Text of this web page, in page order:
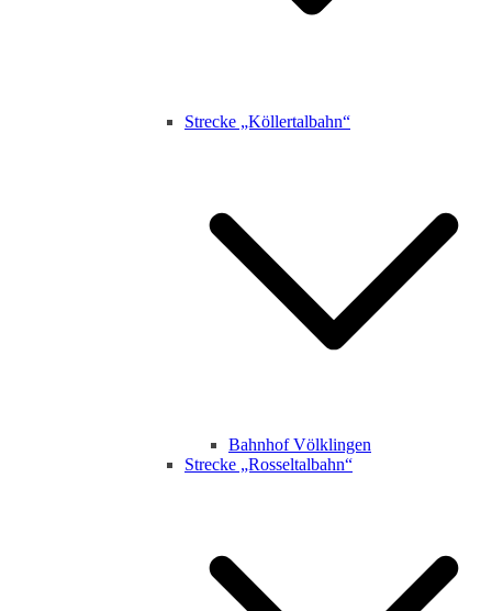
Strecke „Köllertalbahn“
Bahnhof Völklingen
Strecke „Rosseltalbahn“